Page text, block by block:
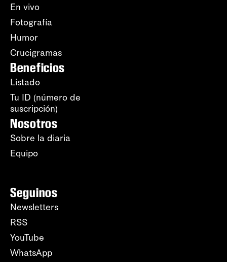
En vivo
Fotografía
Humor
Crucigramas
Beneficios
Listado
Tu ID (número de
suscripción)
Nosotros
Sobre la diaria
Equipo
Seguinos
Newsletters
RSS
YouTube
WhatsApp